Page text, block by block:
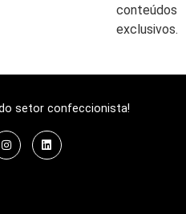
conteúdos
exclusivos.
setor confeccionista!